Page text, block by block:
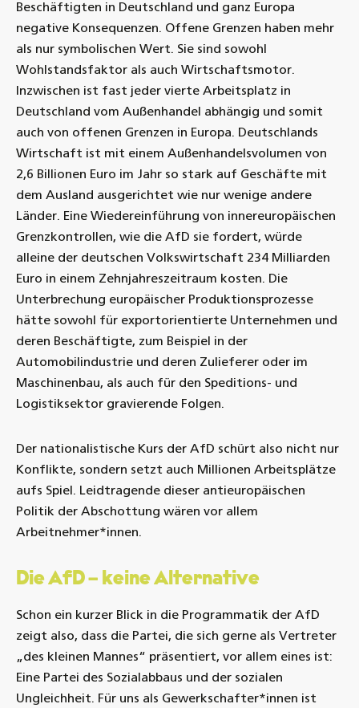
Beschäftigten in Deutschland und ganz Europa
negative Konsequenzen. Offene Grenzen haben mehr
als nur symbolischen Wert. Sie sind sowohl
Wohlstandsfaktor als auch Wirtschaftsmotor.
Inzwischen ist fast jeder vierte Arbeitsplatz in
Deutschland vom Außenhandel abhängig und somit
auch von offenen Grenzen in Europa. Deutschlands
Wirtschaft ist mit einem Außenhandelsvolumen von
2,6 Billionen Euro im Jahr so stark auf Geschäfte mit
dem Ausland ausgerichtet wie nur wenige andere
Länder. Eine Wiedereinführung von innereuropäischen
Grenzkontrollen, wie die AfD sie fordert, würde
alleine der deutschen Volkswirtschaft 234 Milliarden
Euro in einem Zehnjahreszeitraum kosten. Die
Unterbrechung europäischer Produktionsprozesse
hätte sowohl für exportorientierte Unternehmen und
deren Beschäftigte, zum Beispiel in der
Automobilindustrie und deren Zulieferer oder im
Maschinenbau, als auch für den Speditions- und
Logistiksektor gravierende Folgen.
Der nationalistische Kurs der AfD schürt also nicht nur
Konflikte, sondern setzt auch Millionen Arbeitsplätze
aufs Spiel. Leidtragende dieser antieuropäischen
Politik der Abschottung wären vor allem
Arbeitnehmer*innen.
Die AfD – keine Alternative
Schon ein kurzer Blick in die Programmatik der AfD
zeigt also, dass die Partei, die sich gerne als Vertreter
„des kleinen Mannes“ präsentiert, vor allem eines ist:
Eine Partei des Sozialabbaus und der sozialen
Ungleichheit. Für uns als Gewerkschafter*innen ist